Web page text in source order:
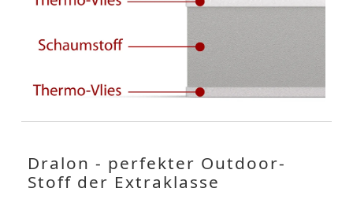
Dralon - perfekter Outdoor-
Stoff der Extraklasse